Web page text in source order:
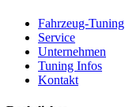
Fahrzeug-Tuning
Service
Unternehmen
Tuning Infos
Kontakt